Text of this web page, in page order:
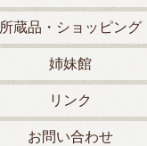
所蔵品・ショッピング
姉妹館
リンク
お問い合わせ